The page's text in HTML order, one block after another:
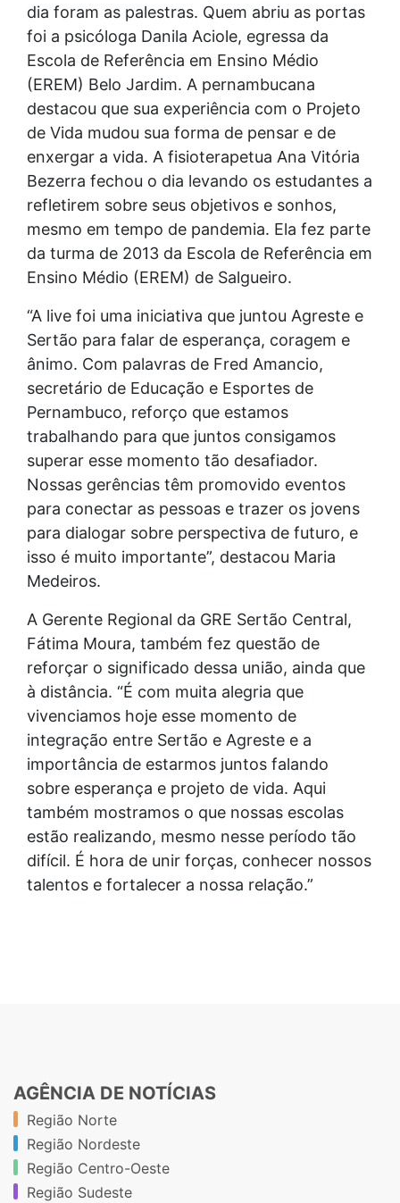
dia foram as palestras. Quem abriu as portas
foi a psicóloga Danila Aciole, egressa da
Escola de Referência em Ensino Médio
(EREM) Belo Jardim. A pernambucana
destacou que sua experiência com o Projeto
de Vida mudou sua forma de pensar e de
enxergar a vida. A fisioterapetua Ana Vitória
Bezerra fechou o dia levando os estudantes a
refletirem sobre seus objetivos e sonhos,
mesmo em tempo de pandemia. Ela fez parte
da turma de 2013 da Escola de Referência em
Ensino Médio (EREM) de Salgueiro.
“A live foi uma iniciativa que juntou Agreste e
Sertão para falar de esperança, coragem e
ânimo. Com palavras de Fred Amancio,
secretário de Educação e Esportes de
Pernambuco, reforço que estamos
trabalhando para que juntos consigamos
superar esse momento tão desafiador.
Nossas gerências têm promovido eventos
para conectar as pessoas e trazer os jovens
para dialogar sobre perspectiva de futuro, e
isso é muito importante”, destacou Maria
Medeiros.
A Gerente Regional da GRE Sertão Central,
Fátima Moura, também fez questão de
reforçar o significado dessa união, ainda que
à distância. “É com muita alegria que
vivenciamos hoje esse momento de
integração entre Sertão e Agreste e a
importância de estarmos juntos falando
sobre esperança e projeto de vida. Aqui
também mostramos o que nossas escolas
estão realizando, mesmo nesse período tão
difícil. É hora de unir forças, conhecer nossos
talentos e fortalecer a nossa relação.”
AGÊNCIA DE NOTÍCIAS
Região Norte
Região Nordeste
Região Centro-Oeste
Região Sudeste